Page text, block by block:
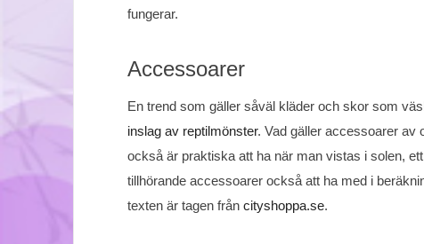
fungerar.
Accessoarer
En trend som gäller såväl kläder och skor som
inslag av reptilmönster. Vad gäller accessoarer av
också är praktiska att ha när man vistas i solen,
tillhörande accessoarer också att ha med i
texten är tagen från cityshoppa.se.